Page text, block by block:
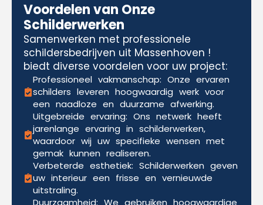
Voordelen van Onze
Schilderwerken
Samenwerken met professionele
schildersbedrijven uit Massenhoven !
biedt diverse voordelen voor uw project:
Professioneel vakmanschap: Onze ervaren
schilders leveren hoogwaardig werk voor
een naadloze en duurzame afwerking.
Uitgebreide ervaring: Ons netwerk heeft
jarenlange ervaring in schilderwerken,
waardoor wij uw specifieke wensen met
gemak kunnen realiseren.
Verbeterde esthetiek: Schilderwerken geven
uw interieur een frisse en vernieuwde
uitstraling.
Duurzaamheid: We gebruiken hoogwaardige